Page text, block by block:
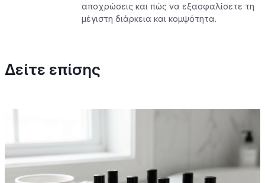
αποχρώσεις και πώς να εξασφαλίσετε τη
μέγιστη διάρκεια και κομψότητα.
Δείτε επίσης